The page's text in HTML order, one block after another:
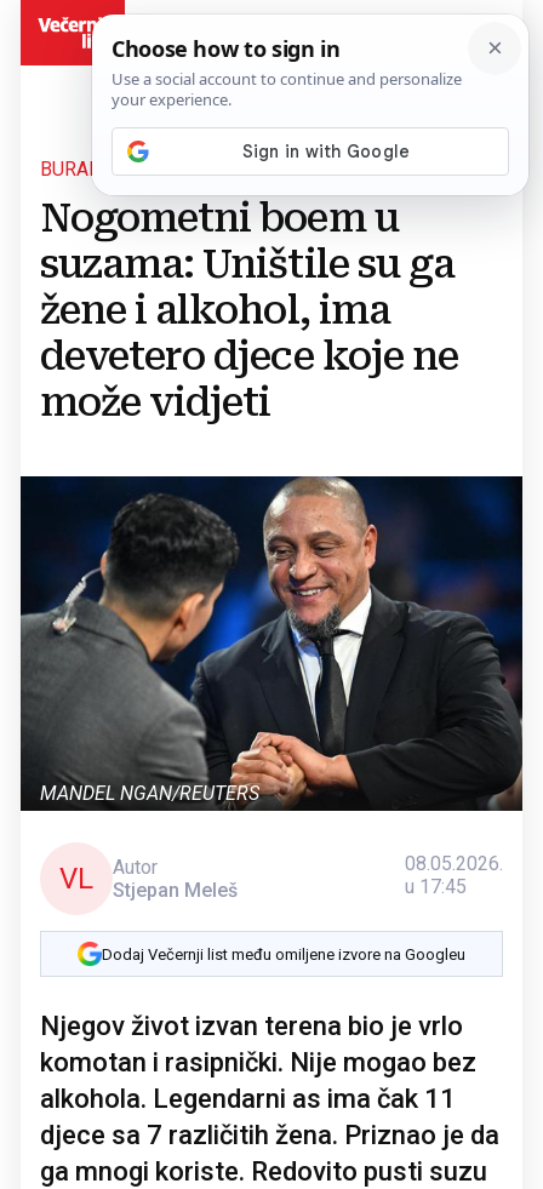
BURAN ŽIVOT
Nogometni boem u
suzama: Uništile su ga
žene i alkohol, ima
devetero djece koje ne
može vidjeti
MANDEL NGAN/REUTERS
VL
Autor
Stjepan Meleš
08.05.2026.
u 17:45
Dodaj Večernji list među omiljene izvore na Googleu
Njegov život izvan terena bio je vrlo
komotan i rasipnički. Nije mogao bez
alkohola. Legendarni as ima čak 11
djece sa 7 različitih žena. Priznao je da
ga mnogi koriste. Redovito pusti suzu